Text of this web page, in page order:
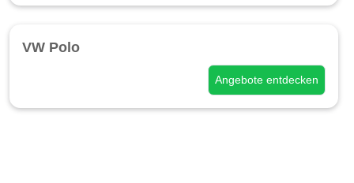
VW Polo
Angebote entdecken